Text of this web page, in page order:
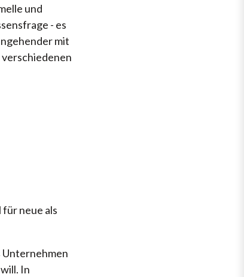
und
- es
mit
neue als
Unternehmen
In